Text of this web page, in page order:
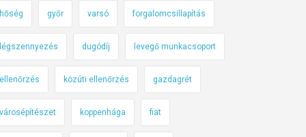
hőség győr varsó forgalomcsillapítás
légszennyezés dugódíj levegő munkacsoport
ellenőrzés közúti ellenőrzés gazdagrét
városépítészet koppenhága fiat